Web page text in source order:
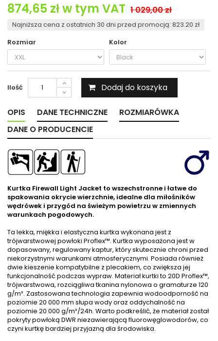
874,65 złw tym VAT 1 029,00 zł
Najniższa cena z ostatnich 30 dni przed promocją: 823.20 zł
Rozmiar
Kolor
Ilość Dodaj do koszyka
OPIS DANE TECHNICZNE
ROZMIARÓWKA
DANE O PRODUCENCIE
Kurtka Firewall Light Jacket to wszechstronne i łatwe do
spakowania okrycie wierzchnie, idealne dla miłośników
wędrówek i przygód na świeżym powietrzu w zmiennych
warunkach pogodowych.
Ta lekka, miękka i elastyczna kurtka wykonana jest z
trójwarstwowej powłoki Proflex™. Kurtka wyposażona jest w
dopasowany, regulowany kaptur, który skutecznie chroni przed
niekorzystnymi warunkami atmosferycznymi. Posiada również
dwie kieszenie kompatybilne z plecakiem, co zwiększa jej
funkcjonalność podczas wypraw. Materiał kurtki to 20D Proflex™,
trójwarstwowa, rozciągliwa tkanina nylonowa o gramaturze 120
g/m². Zastosowana technologia zapewnia wodoodporność na
poziomie 20 000 mm słupa wody oraz oddychalność na
poziomie 20 000 g/m²/24h. Warto podkreślić, że materiał został
pokryty powłoką DWR niezawierającą fluorowęglowodorów, co
czyni kurtkę bardziej przyjazną dla środowiska.